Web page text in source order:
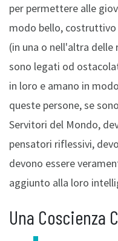
per permettere alle
modo bello, costruttivo
(in una o nell'altra
sono legati od
in loro e amano in
queste persone, se
Servitori del Mondo,
pensatori riflessivi,
devono essere
aggiunto alla loro
Una Coscienza